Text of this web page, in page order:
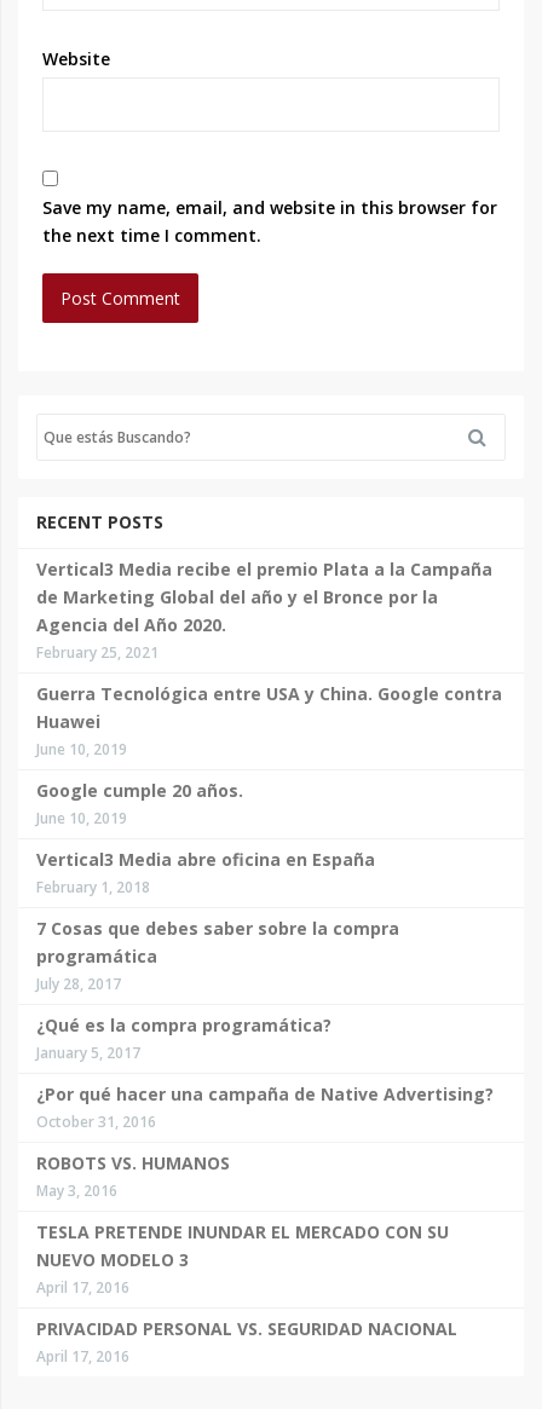
Website
Save my name, email, and website in this browser for
the next time I comment.
RECENT POSTS
Vertical3 Media recibe el premio Plata a la Campaña
de Marketing Global del año y el Bronce por la
Agencia del Año 2020.
February 25, 2021
Guerra Tecnológica entre USA y China. Google contra
Huawei
June 10, 2019
Google cumple 20 años.
June 10, 2019
Vertical3 Media abre oficina en España
February 1, 2018
7 Cosas que debes saber sobre la compra
programática
July 28, 2017
¿Qué es la compra programática?
January 5, 2017
¿Por qué hacer una campaña de Native Advertising?
October 31, 2016
ROBOTS VS. HUMANOS
May 3, 2016
TESLA PRETENDE INUNDAR EL MERCADO CON SU
NUEVO MODELO 3
April 17, 2016
PRIVACIDAD PERSONAL VS. SEGURIDAD NACIONAL
April 17, 2016